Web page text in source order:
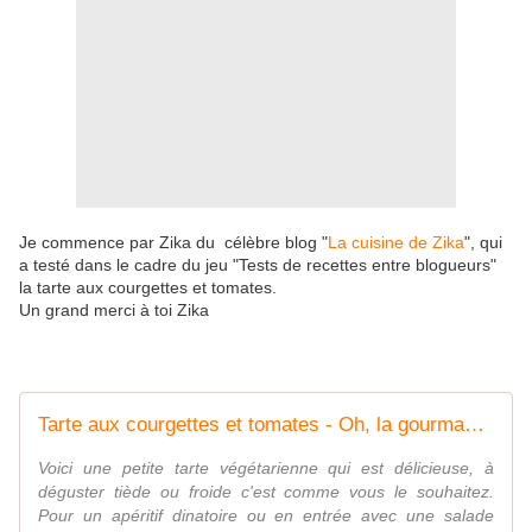
Je commence par Zika du célèbre blog "La cuisine de Zika", qui
a testé dans le cadre du jeu "Tests de recettes entre blogueurs"
la tarte aux courgettes et tomates.
Un grand merci à toi Zika
Tarte aux courgettes et tomates - Oh, la gourmande..
Voici une petite tarte végétarienne qui est délicieuse, à
déguster tiède ou froide c'est comme vous le souhaitez.
Pour un apéritif dinatoire ou en entrée avec une salade